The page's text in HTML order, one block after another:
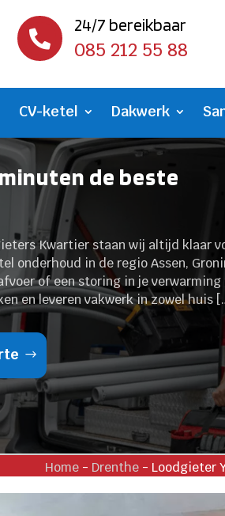

24/7 bereikbaar
085 212 55 88
CV-ketel Dakwerk
de beste
Kwartier staan wij altijd klaar
onderhoud in de regio Assen,
of een storing in je verwarming
en leveren vakwerk in zowel huis
Home- Drenthe- Loodgieter